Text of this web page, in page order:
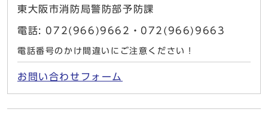
東大阪市消防局警防部予防課
電話: 072(966)9662・072(966)9663
電話番号のかけ間違いにご注意ください！
お問い合わせフォーム